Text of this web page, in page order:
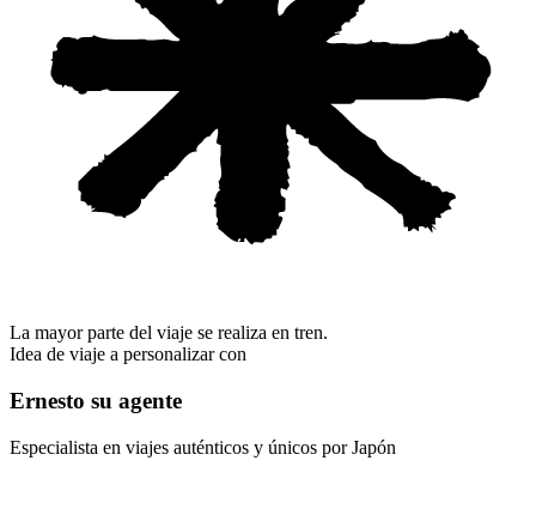
La mayor parte del viaje se realiza en tren.
Idea de viaje a personalizar con
Ernesto su agente
Especialista en viajes auténticos y únicos por Japón